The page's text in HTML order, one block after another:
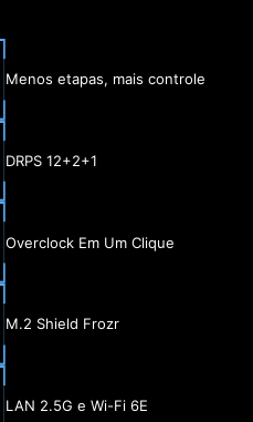
Menos etapas, mais controle
DRPS 12+2+1
Overclock Em Um Clique
M.2 Shield Frozr
LAN 2.5G e Wi-Fi 6E